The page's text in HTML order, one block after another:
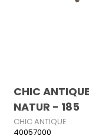
CHIC
NATUR - 185
CHIC ANTIQUE
40057000